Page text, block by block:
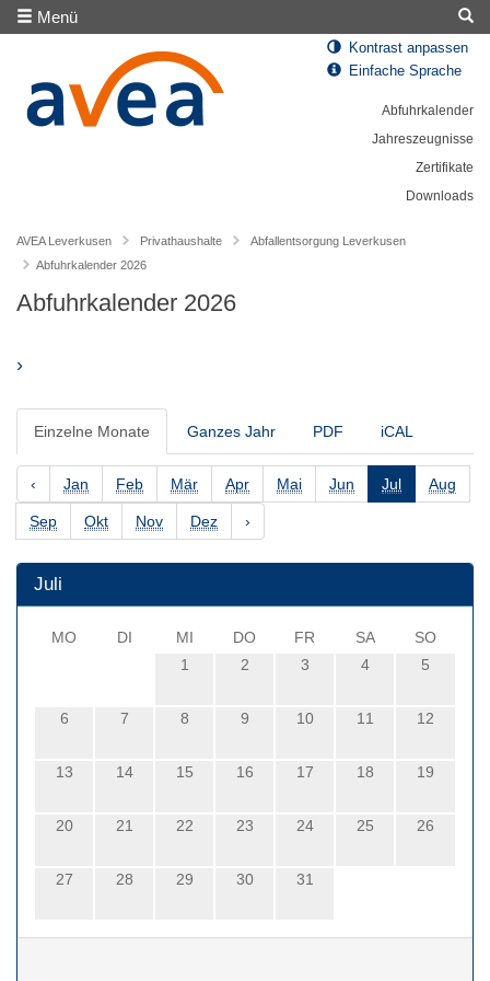
Menü
Kontrast anpassen
Einfache Sprache
Abfuhrkalender
Jahreszeugnisse
Zertifikate
Downloads
AVEA Leverkusen Privathaushalte
Abfallentsorgung Leverkusen
Abfuhrkalender 2026
Abfuhrkalender 2026
›
Einzelne Monate Ganzes Jahr PDF iCAL
‹ Jan Feb Mär Apr Mai Jun Jul Aug
Sep Okt Nov Dez ›
Juli
MO DI MI DO FR SA
SO
1
2 3 4 5
6 7 8 9 10 11 12
13 14 15 16 17 18 19
20 21 22 23 24 25 26
27 28 29 30 31